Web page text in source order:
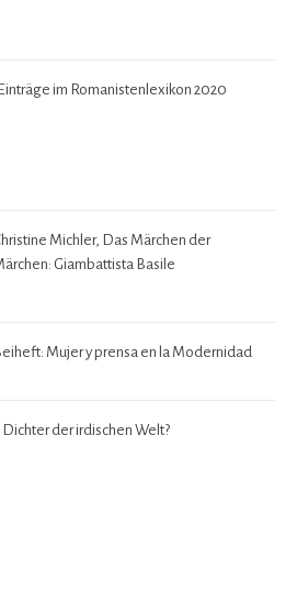
im Romanistenlexikon 2020
Michler, Das Märchen der
Giambattista Basile
Mujer y prensa en la Modernidad
Dichter der irdischen Welt?